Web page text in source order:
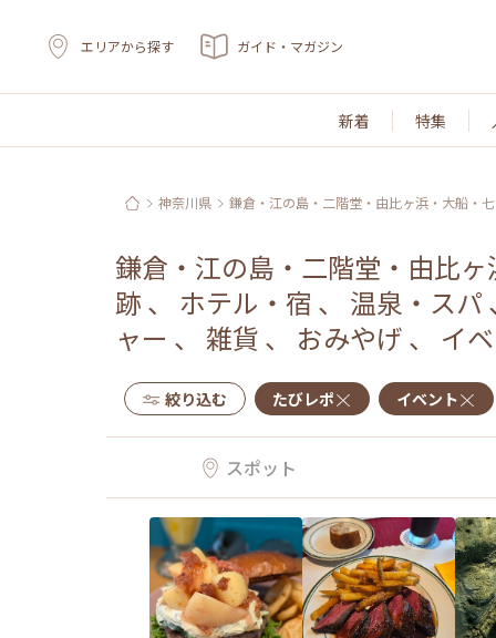
エリアから探す ガイド・マガジン
新着 特集
神奈川県 鎌倉・江の島・二階堂・由比ヶ浜・大船・
鎌倉・江の島・二階堂・由比
跡 、 ホテル・宿 、 温泉・スパ
ャー 、 雑貨 、 おみやげ 、 イ
絞り込む たびレポ イベント
スポット